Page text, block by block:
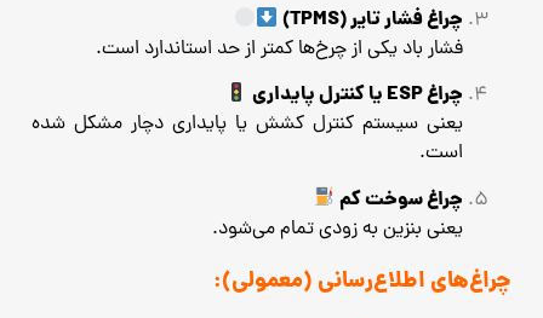
چراغ فشار تایر (TPMS)
فشار باد یکی از چرخ‌ها کمتر از حد استاندارد است.
چراغ ESP یا کنترل پایداری
یعنی سیستم کنترل کشش یا پایداری دچار مشکل شده
است.
چراغ سوخت کم
یعنی بنزین به زودی تمام می‌شود.
چراغ‌های اطلاع‌رسانی (معمولی):